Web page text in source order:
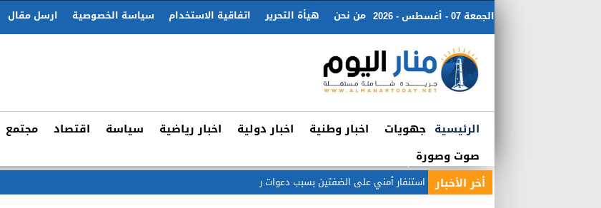
الجمعة 07 - أغسطس - 2026 من نحن هيأة التحرير اتفاقية الاستخدام سياسة الخصوصية ارسل مقال
الرئيسية جهويات اخبار وطنية اخبار دولية اخبار رياضية سياسة اقتصاد مجتمع
صوت وصورة
أخر الأخبار استنفار أمني على الضفتين بسبب دعوات رقمية مجهولة لإقتحام